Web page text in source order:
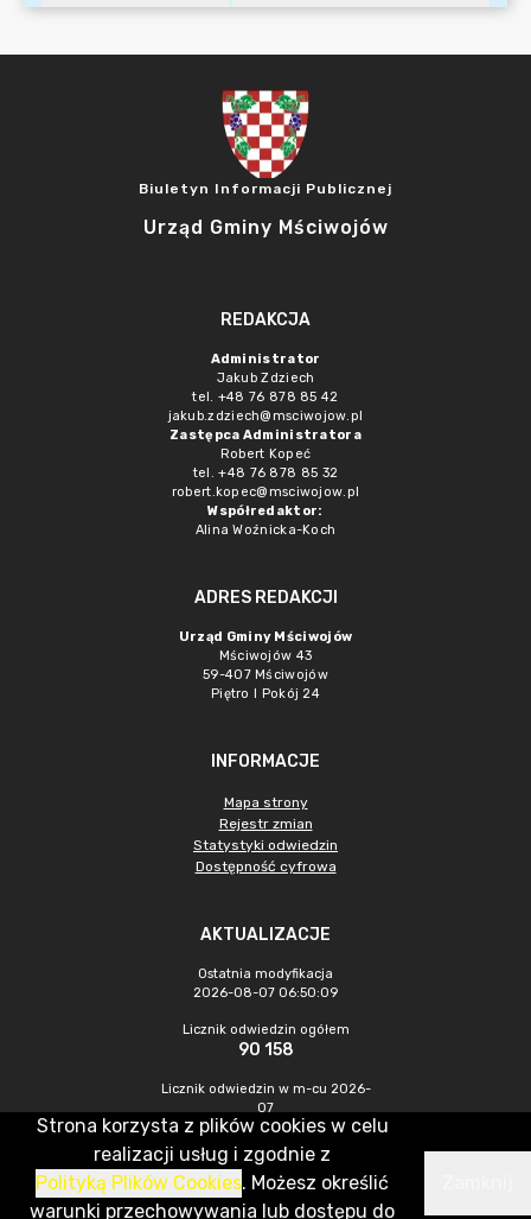
Biuletyn Informacji Publicznej
Urząd Gminy Mściwojów
REDAKCJA
Administrator
Jakub Zdziech
tel. +48 76 878 85 42
jakub.zdziech@msciwojow.pl
Zastępca Administratora
Robert Kopeć
tel. +48 76 878 85 32
robert.kopec@msciwojow.pl
Współredaktor:
Alina Woźnicka-Koch
ADRES REDAKCJI
Urząd Gminy Mściwojów
Mściwojów 43
59-407 Mściwojów
Piętro I Pokój 24
INFORMACJE
Mapa strony
Rejestr zmian
Statystyki odwiedzin
Dostępność cyfrowa
AKTUALIZACJE
Ostatnia modyfikacja
2026-08-07 06:50:09
Licznik odwiedzin ogółem
90 158
Licznik odwiedzin w m-cu 2026-
07
637
CMS & Hosting: Nefeni Sp. z o.o.
Strona korzysta z plików cookies w celu
realizacji usług i zgodnie z
Polityką Plików Cookies. Możesz określić
warunki przechowywania lub dostępu do